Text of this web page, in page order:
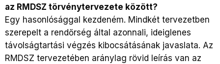
az RMDSZ törvénytervezete között?
Egy hasonlósággal kezdeném. Mindkét tervezetben
szerepelt a rendőrség által azonnali, ideiglenes
távolságtartási végzés kibocsátásának javaslata. Az
RMDSZ tervezetében aránylag rövid leírás van az